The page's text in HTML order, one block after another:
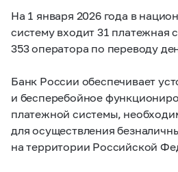
На 1 января 2026 года в
систему входит 31 платежная
353 оператора по переводу
Банк России обеспечивает
и бесперебойное
платежной системы,
для осуществления
на территории Российской